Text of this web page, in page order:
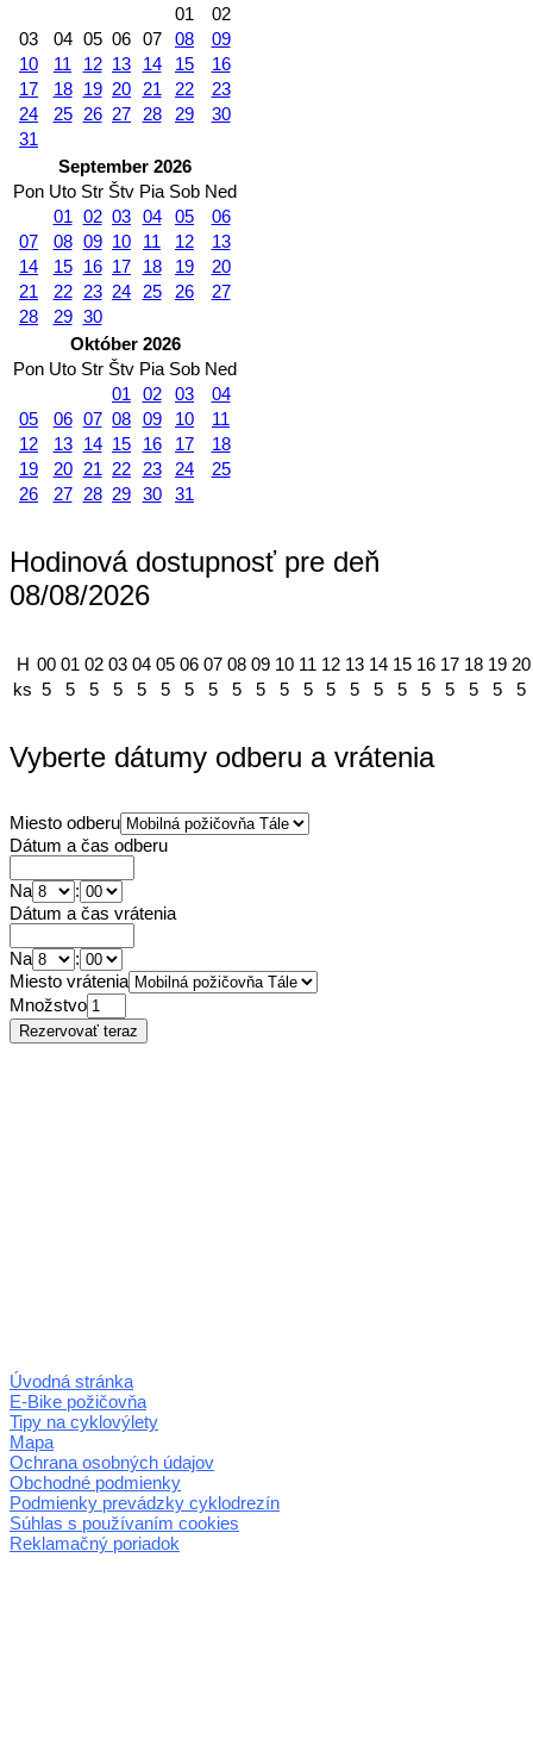
01
02
03
04 05 06 07 08
09
10
11 12 13 14 15
16
17
18 19 20 21 22
23
24
25 26 27 28 29
30
31
September 2026
Pon Uto Str Štv Pia Sob Ned
01 02 03 04 05
06
07
08 09 10 11 12
13
14
15 16 17 18 19
20
21
22 23 24 25 26
27
28
29 30
Október 2026
Pon Uto Str Štv Pia Sob Ned
01
02 03
04
05
06 07 08 09 10
11
12
13 14 15 16 17
18
19
20 21 22 23 24
25
26
27 28 29 30 31
Hodinová dostupnosť pre deň
08/08/2026
H 00 01 02 03 04 05 06 07 08 09 10 11 12 13 14 15 16 17 18 19 20
ks 5 5 5 5 5 5 5 5 5 5 5 5 5 5 5 5 5 5 5 5 5
Vyberte dátumy odberu a vrátenia
Miesto odberu
Dátum a čas odberu
Na
:
Dátum a čas vrátenia
Na
:
Miesto vrátenia
Množstvo
Úvodná stránka
E-Bike požičovňa
Tipy na cyklovýlety
Mapa
Ochrana osobných údajov
Obchodné podmienky
Podmienky prevádzky cyklodrezín
Súhlas s používaním cookies
Reklamačný poriadok